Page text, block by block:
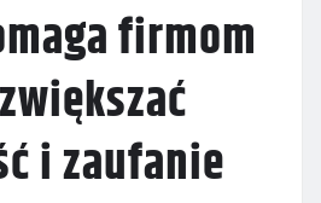
firmom
i zaufanie